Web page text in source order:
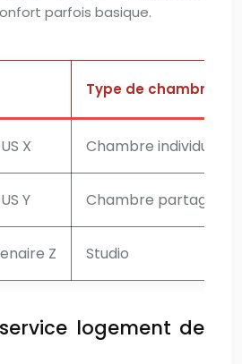
parfois basique.
Type de chambre
X Chambre individuelle
Y Chambre partagée
Z Studio
logement de